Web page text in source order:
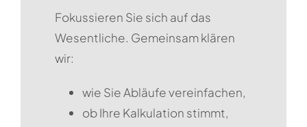
Fokussieren Sie sich auf das
Wesentliche. Gemeinsam klären
wir:
wie Sie Abläufe vereinfachen,
ob Ihre Kalkulation stimmt,